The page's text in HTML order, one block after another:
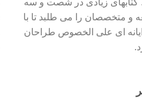
و متخصصان را می طلبد تا با
ای علی الخصوص طراحان